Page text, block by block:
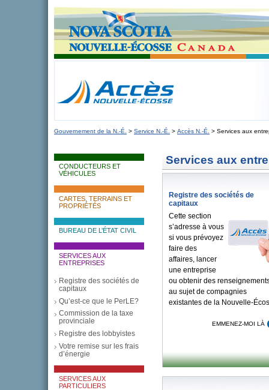
novascotia.ca
Nouvelle-Écosse, Canada
Gouvernement de la N.-É. > Service N.-É. > Accès N.-É. > Services aux
CONDUCTEURS ET
VÉHICULES
CARTES, TERRAINS ET
PROPRIÉTÉS
BUREAU DE L’ÉTAT CIVIL
SERVICES AUX
ENTREPRISES
Registre des sociétés de
capitaux
Qu’est-ce que le PerLE?
Commission de la taxe
provinciale
Registre des lobbyistes
Votre remise sur les frais
d’énergie
SERVICES AUX
PARTICULIERS
Services aux
Registre des sociétés de
capitaux
Cette section
s’adresse à vous
si vous prévoyez
faire des
affaires, lancer
une entreprise
ou obtenir des
au sujet de compagnies
existantes de la Nouvelle-
EMMENEZ-MOI LÀ